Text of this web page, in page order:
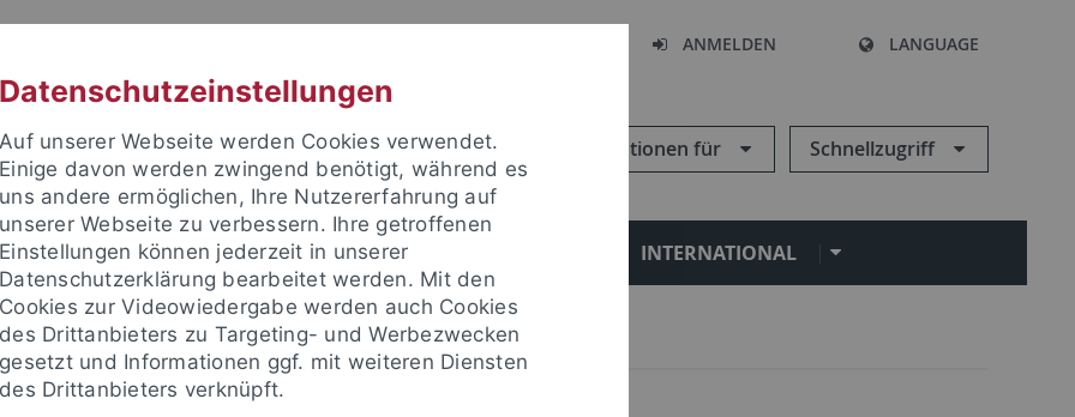
ANMELDEN LANGUAGE
Informationen für Schnellzugriff
FORSCHUNG EINRICHTUNGEN INTERNATIONAL
Datenschutzeinstellungen
Auf unserer Webseite werden Cookies verwendet.
Einige davon werden zwingend benötigt, während es
uns andere ermöglichen, Ihre Nutzererfahrung auf
unserer Webseite zu verbessern. Ihre getroffenen
Einstellungen können jederzeit in unserer
Datenschutzerklärung bearbeitet werden. Mit den
Cookies zur Videowiedergabe werden auch Cookies
des Drittanbieters zu Targeting- und Werbezwecken
gesetzt und Informationen ggf. mit weiteren Diensten
des Drittanbieters verknüpft.